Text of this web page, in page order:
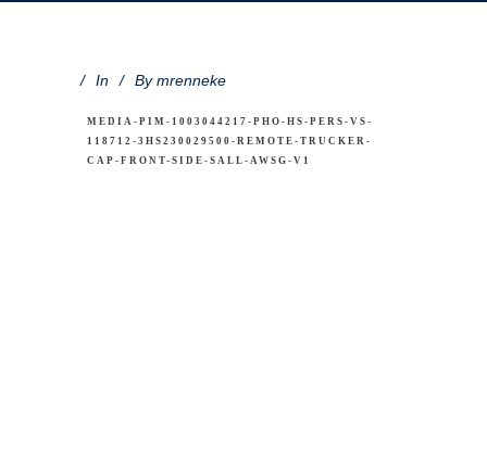
In By mrenneke
MEDIA-PIM-1003044217-PHO-HS-PERS-VS-
118712-3HS230029500-REMOTE-TRUCKER-
CAP-FRONT-SIDE-SALL-AWSG-V1